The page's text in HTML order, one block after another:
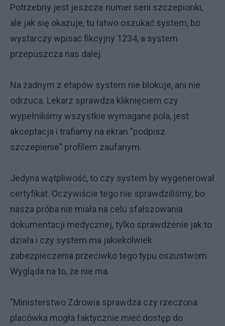
Potrzebny jest jeszcze numer serii szczepionki,
ale jak się okazuje, tu łatwo oszukać system, bo
wystarczy wpisać fikcyjny 1234, a system
przepuszcza nas dalej.
Na żadnym z etapów system nie blokuje, ani nie
odrzuca. Lekarz sprawdza kliknięciem czy
wypełniliśmy wszystkie wymagane pola, jest
akceptacja i trafiamy na ekran "podpisz
szczepienie" profilem zaufanym.
Jedyna wątpliwość, to czy system by wygenerował
certyfikat. Oczywiście tego nie sprawdziliśmy, bo
nasza próba nie miała na celu sfałszowania
dokumentacji medycznej, tylko sprawdzenie jak to
działa i czy system ma jakiekolwiek
zabezpieczenia przeciwko tego typu oszustwom.
Wygląda na to, że nie ma.
"Ministerstwo Zdrowia sprawdza czy rzeczona
placówka mogła faktycznie mieć dostęp do